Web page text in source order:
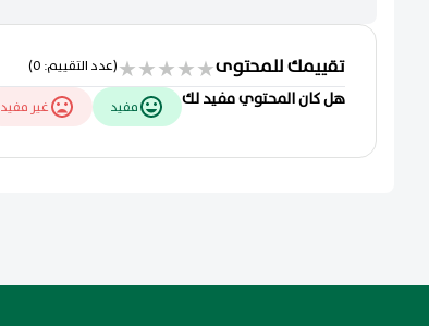
تقييمك للمحتوى★
★
★
★
★(عدد التقييم: 0)
هل كان المحتوي مفيد لك
مفيد غير مفيد